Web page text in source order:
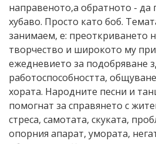
направеното,а обратното - да
хубаво. Просто като боб.
занимаем, е: преоткриването
творчество и широкото му
ежедневието за подобряване
работоспособността,
хората. Народните песни и
помогнат за справянето с
стреса, самотата, скуката,
опорния апарат, умората,